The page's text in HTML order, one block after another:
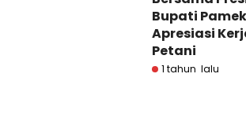
Bupati
Apresiasi
Petani
1 tahun lalu